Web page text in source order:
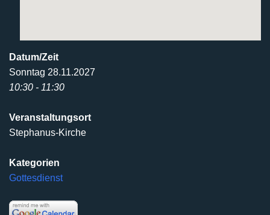
Datum/Zeit
Sonntag 28.11.2027
10:30 - 11:30
Veranstaltungsort
Stephanus-Kirche
Kategorien
Gottesdienst